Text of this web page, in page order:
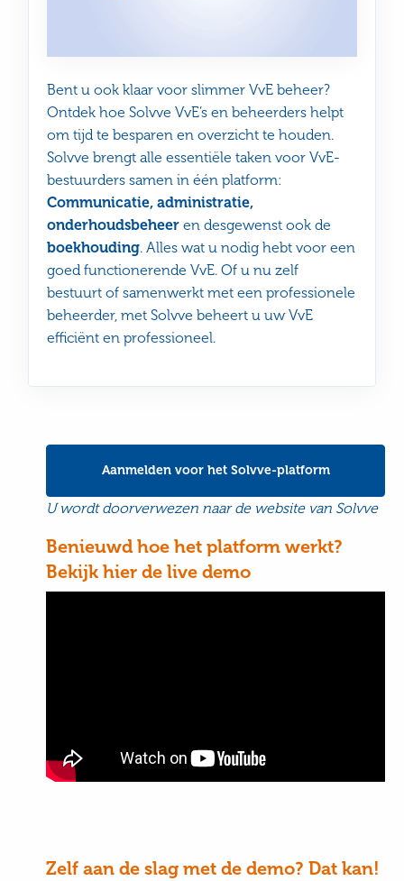
Bent u ook klaar voor slimmer VvE beheer?
Ontdek hoe Solvve VvE’s en beheerders helpt
om tijd te besparen en overzicht te houden.
Solvve brengt alle essentiële taken voor VvE-
bestuurders samen in één platform:
Communicatie, administratie,
onderhoudsbeheer en desgewenst ook de
boekhouding. Alles wat u nodig hebt voor een
goed functionerende VvE. Of u nu zelf
bestuurt of samenwerkt met een professionele
beheerder, met Solvve beheert u uw VvE
efficiënt en professioneel.
Aanmelden voor het Solvve-platform
U wordt doorverwezen naar de website van Solvve
Benieuwd hoe het platform werkt?
Bekijk hier de live demo
Zelf aan de slag met de demo? Dat kan!